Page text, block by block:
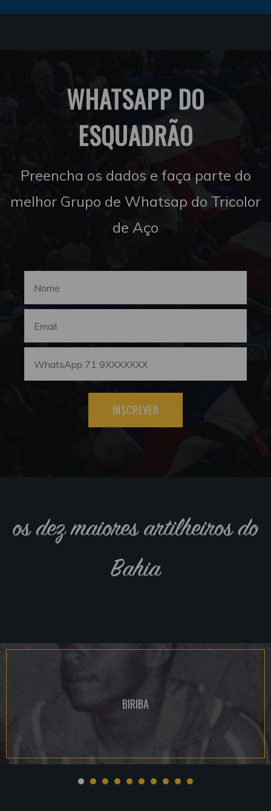
WHATSAPP DO
ESQUADRÃO
Preencha os dados e faça parte do
melhor Grupo de Whatsap do Tricolor
de Aço
INSCREVER
os dez maiores artilheiros do
Bahia
BIRIBA